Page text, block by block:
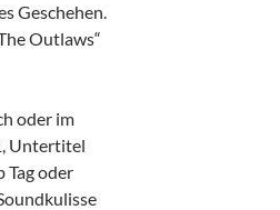
Geschehen.
Outlaws“
oder im
Untertitel
Tag oder